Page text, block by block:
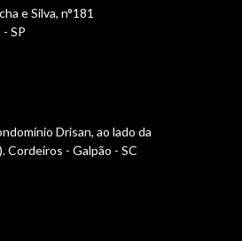
e Silva, n°181
SP
Drisan, ao lado da
Cordeiros - Galpão - SC